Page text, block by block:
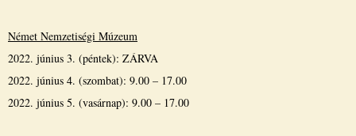
Német Nemzetiségi Múzeum
2022. június 3. (péntek): ZÁRVA
2022. június 4. (szombat): 9.00 – 17.00
2022. június 5. (vasárnap): 9.00 – 17.00